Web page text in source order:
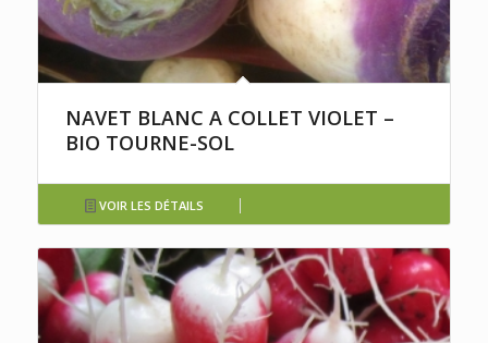
NAVET BLANC A COLLET VIOLET –
BIO TOURNE-SOL
VOIR LES DÉTAILS